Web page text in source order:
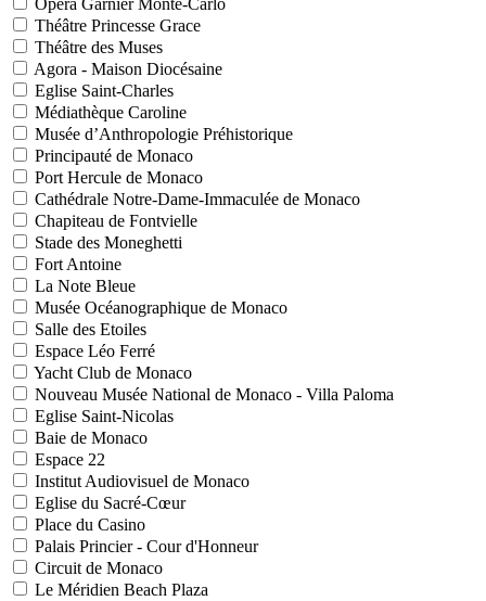
Opéra Garnier Monte-Carlo
Théâtre Princesse Grace
Théâtre des Muses
Agora - Maison Diocésaine
Eglise Saint-Charles
Médiathèque Caroline
Musée d’Anthropologie Préhistorique
Principauté de Monaco
Port Hercule de Monaco
Cathédrale Notre-Dame-Immaculée de Monaco
Chapiteau de Fontvielle
Stade des Moneghetti
Fort Antoine
La Note Bleue
Musée Océanographique de Monaco
Salle des Etoiles
Espace Léo Ferré
Yacht Club de Monaco
Nouveau Musée National de Monaco - Villa Paloma
Eglise Saint-Nicolas
Baie de Monaco
Espace 22
Institut Audiovisuel de Monaco
Eglise du Sacré-Cœur
Place du Casino
Palais Princier - Cour d'Honneur
Circuit de Monaco
Le Méridien Beach Plaza